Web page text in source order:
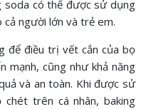
soda có thể được sử dụng
cả người lớn và trẻ em.
để điều trị vết cắn của bọ
mạnh, cũng như khả năng
và an toàn. Khi được sử
trên cá nhân, baking